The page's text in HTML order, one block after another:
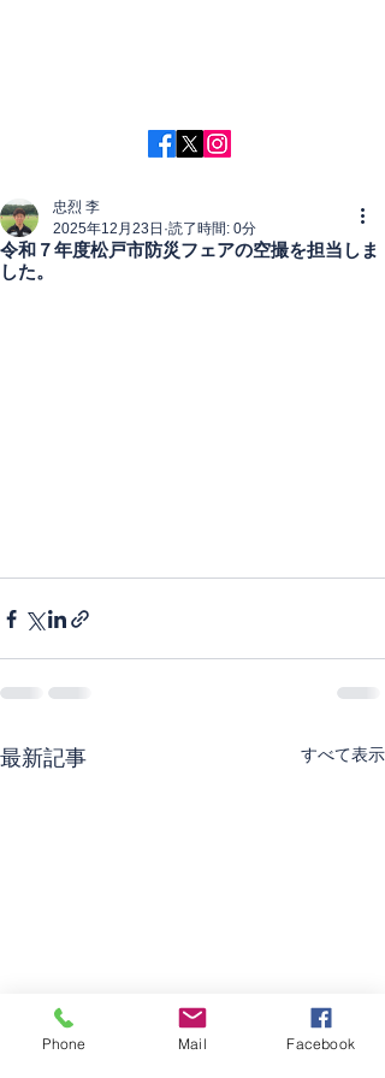
令和７年度松戸市防災フェアの空撮を担当しま
した。
忠烈 李
2025年12月23日 読了時間: 0分
最新記事 すべて表示
Phone Mail Facebook